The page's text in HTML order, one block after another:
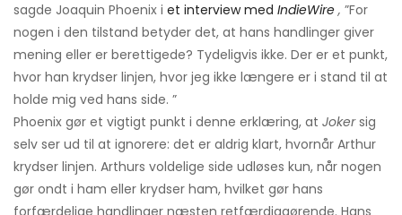
sagde Joaquin Phoenix i et interview med IndieWire, ”For
nogen i den tilstand betyder det, at hans handlinger giver
mening eller er berettigede? Tydeligvis ikke. Der er et punkt,
hvor han krydser linjen, hvor jeg ikke længere er i stand til at
holde mig ved hans side. ”
Phoenix gør et vigtigt punkt i denne erklæring, at Jokersig
selv ser ud til at ignorere: det er aldrig klart, hvornår Arthur
krydser linjen. Arthurs voldelige side udløses kun, når nogen
gør ondt i ham eller krydser ham, hvilket gør hans